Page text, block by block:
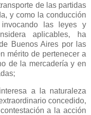
de las partidas
y como la conducción
las leyes y
aplicables, ha
Buenos Aires por las
mérito de pertenecer a
de la mercadería y en
a la naturaleza
concedido,
a la acción